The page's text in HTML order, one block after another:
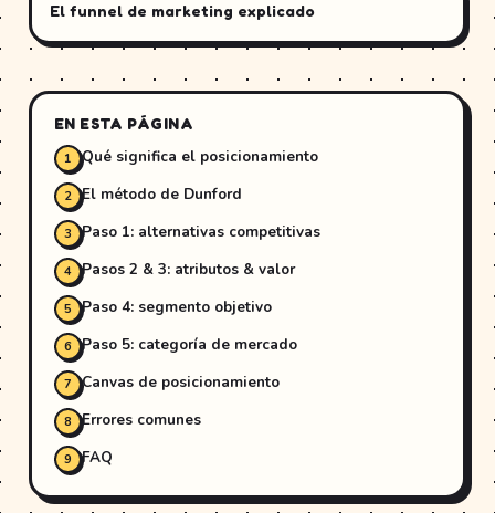
El funnel de marketing explicado
EN ESTA PÁGINA
Qué significa el posicionamiento
El método de Dunford
Paso 1: alternativas competitivas
Pasos 2 & 3: atributos & valor
Paso 4: segmento objetivo
Paso 5: categoría de mercado
Canvas de posicionamiento
Errores comunes
FAQ